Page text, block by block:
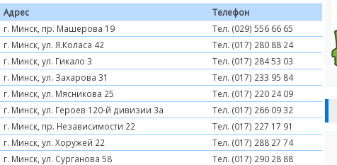
Адрес
Телефон
г. Минск, пр. Машерова 19
Тел. (029) 556 66 65
г. Минск, ул. Я.Коласа 42
Тел. (017) 280 88 24
г. Минск, ул. Гикало 3
Тел. (017) 284 53 03
г. Минск, ул. Захарова 31
Тел. (017) 233 95 84
г. Минск, ул. Мясникова 25
Тел. (017) 220 24 09
г. Минск, ул. Героев 120-й дивизии 3а
Тел. (017) 266 09 32
г. Минск, пр. Независимости 22
Тел. (017) 227 17 91
г. Минск, ул. Хоружей 22
Тел. (017) 288 27 74
г. Минск, ул. Сурганова 58
Тел. (017) 290 28 88